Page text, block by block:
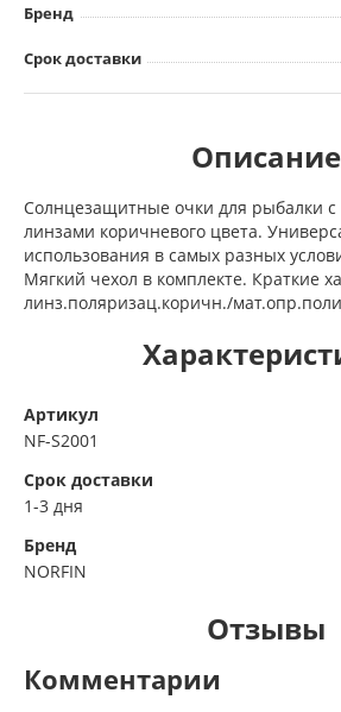
Бренд
Срок доставки
Описание
Солнцезащитные очки для рыбалки
линзами коричневого цвета.
использования в самых разных
Мягкий чехол в комплекте. Краткие
линз.поляризац.коричн./
Артикул
NF-S2001
Срок доставки
1-3 дня
Бренд
NORFIN
Отзывы
Комментарии